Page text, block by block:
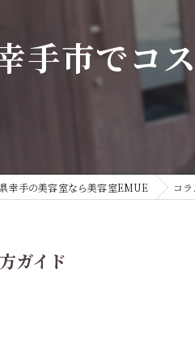
トリートメ
手市でコ
幸手の美容室なら美容室EMUE コラ
ガイド